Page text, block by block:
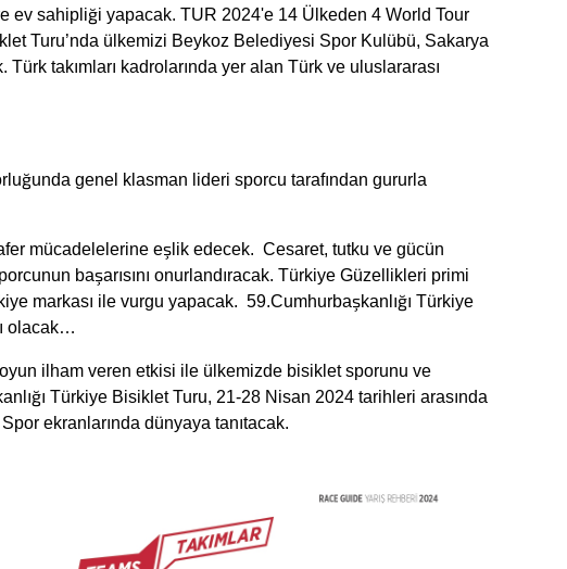
ev sahipliği yapacak. TUR 2024'e 14 Ülkeden 4 World Tour
Turu’nda ülkemizi Beykoz Belediyesi Spor Kulübü, Sakarya
takımları kadrolarında yer alan Türk ve uluslararası
genel klasman lideri sporcu tarafından gururla
mücadelelerine eşlik edecek. Cesaret, tutku ve gücün
başarısını onurlandıracak. Türkiye Güzellikleri primi
markası ile vurgu yapacak. 59.Cumhurbaşkanlığı Türkiye
olacak…
ilham veren etkisi ile ülkemizde bisiklet sporunu ve
Türkiye Bisiklet Turu, 21-28 Nisan 2024 tarihleri arasında
ekranlarında dünyaya tanıtacak.